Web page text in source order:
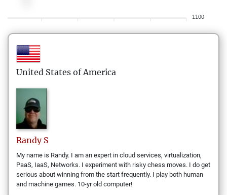
1100
United States of America
Randy S
My name is Randy. I am an expert in cloud services, virtualization,
PaaS, IaaS, Networks. I experiment with risky chess moves. I do get
serious about winning from the start frequently. I play both human
and machine games. 10-yr old computer!